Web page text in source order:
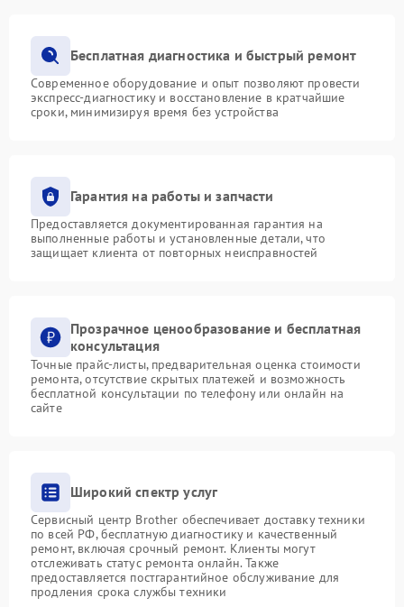
Бесплатная диагностика и быстрый ремонт
Современное оборудование и опыт позволяют провести
экспресс-диагностику и восстановление в кратчайшие
сроки, минимизируя время без устройства
Гарантия на работы и запчасти
Предоставляется документированная гарантия на
выполненные работы и установленные детали, что
защищает клиента от повторных неисправностей
Прозрачное ценообразование и бесплатная
консультация
Точные прайс-листы, предварительная оценка стоимости
ремонта, отсутствие скрытых платежей и возможность
бесплатной консультации по телефону или онлайн на
сайте
Широкий спектр услуг
Сервисный центр Brother обеспечивает доставку техники
по всей РФ, бесплатную диагностику и качественный
ремонт, включая срочный ремонт. Клиенты могут
отслеживать статус ремонта онлайн. Также
предоставляется постгарантийное обслуживание для
продления срока службы техники